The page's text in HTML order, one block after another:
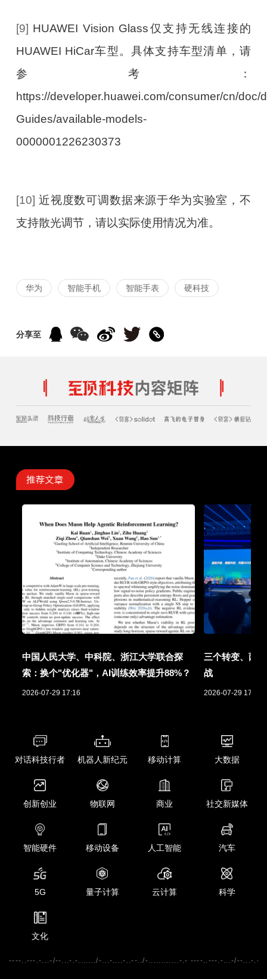
[9] HUAWEI Vision Glass仅支持无线连接的
HUAWEI HiCar车型。具体支持车型清单，请
参考：
https://developer.huawei.com/consumer/cn/doc/
Guides/available-models-
0000001226230373
[10] 近视度数可调数据来源于华为实验室，不
支持散光调节，请以实际使用情况为准。
华为 智能手机 智能手表 硬科技
分享至
中国人民大学、中科院、浙江大学联合探
索：换个"优化器"，AI训练效率提升88%？
2026-07-29 17:16
三个转变、两
战
2026-07-29 17:01
对话科技行者 机器人新纪元 移动计算 大数据
创新创业 物联网 商业 社交新媒体
智能硬件 移动设备 人工智能 汽车
5G 量子计算 云计算 科学
文化
----..---.-...-/--...-.-......./-...-....-..--../-............-.- ----..---.-...-/--...-.-